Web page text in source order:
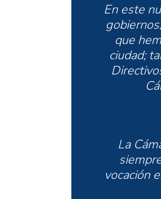
En este
que
ciudad;
La
vocación